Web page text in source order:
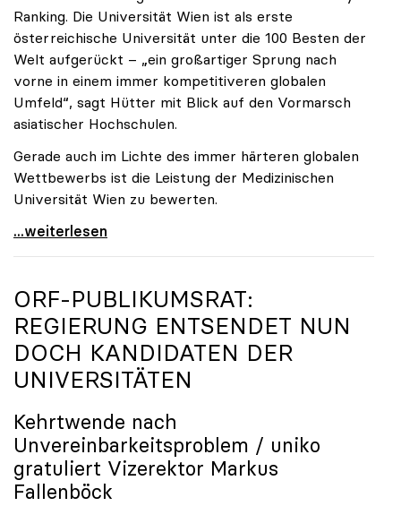
Ranking. Die Universität Wien ist als erste
österreichische Universität unter die 100 Besten der
Welt aufgerückt – „ein großartiger Sprung nach
vorne in einem immer kompetitiveren globalen
Umfeld“, sagt Hütter mit Blick auf den Vormarsch
asiatischer Hochschulen.
Gerade auch im Lichte des immer härteren globalen
Wettbewerbs ist die Leistung der Medizinischen
Universität Wien zu bewerten.
„Top-Rankingplätze heimischer Universitäten geben
...weiterlesen
ORF-PUBLIKUMSRAT:
REGIERUNG ENTSENDET NUN
DOCH KANDIDATEN DER
UNIVERSITÄTEN
Kehrtwende nach
Unvereinbarkeitsproblem / uniko
gratuliert Vizerektor Markus
Fallenböck